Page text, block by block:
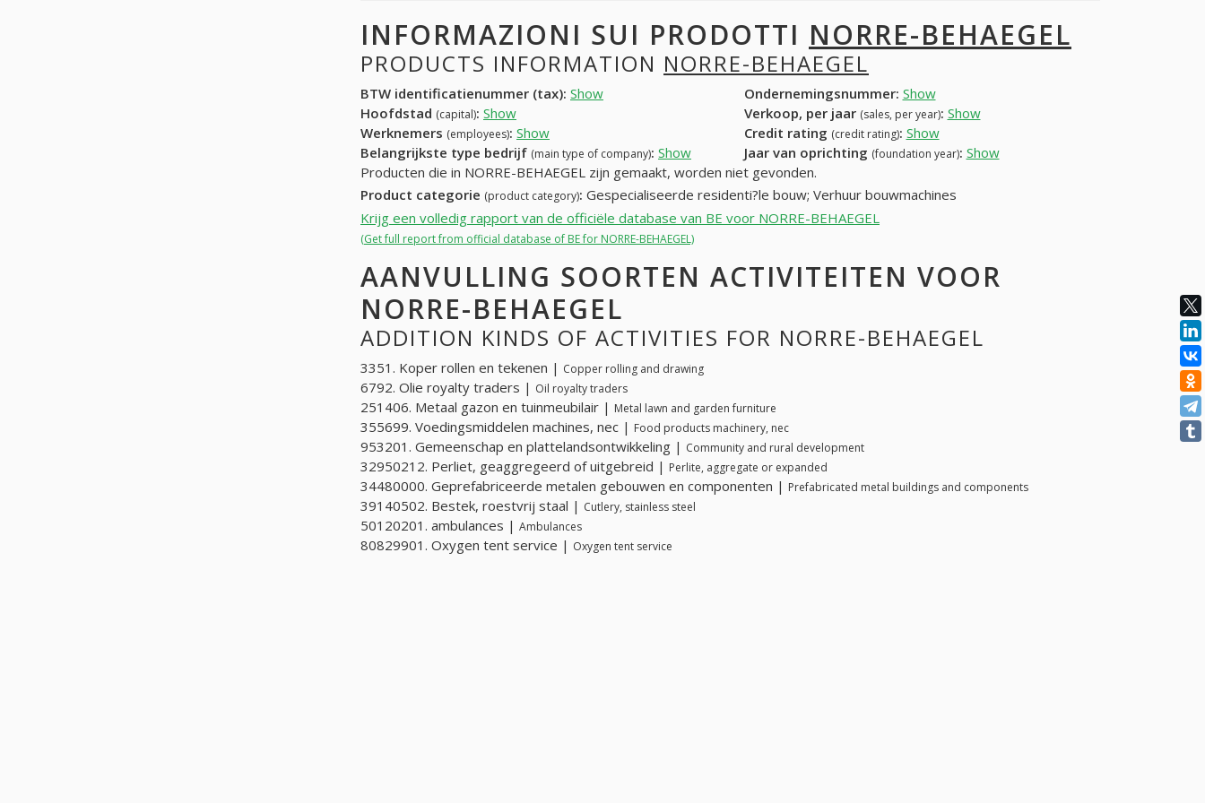
INFORMAZIONI SUI PRODOTTI NORRE-BEHAEGEL
PRODUCTS INFORMATION NORRE-BEHAEGEL
BTW identificatienummer (tax): Show Ondernemingsnummer: Show
Hoofdstad (capital): Show Verkoop, per jaar (sales, per year): Show
Werknemers (employees): Show Credit rating (credit rating): Show
Belangrijkste type bedrijf (main type of company): Show Jaar van oprichting (foundation year): Show
Producten die in NORRE-BEHAEGEL zijn gemaakt, worden niet gevonden.
Product categorie (product category): Gespecialiseerde residenti?le bouw; Verhuur bouwmachines
Krijg een volledig rapport van de officiële database van BE voor NORRE-BEHAEGEL
(Get full report from official database of BE for NORRE-BEHAEGEL)
AANVULLING SOORTEN ACTIVITEITEN VOOR
NORRE-BEHAEGEL
ADDITION KINDS OF ACTIVITIES FOR NORRE-BEHAEGEL
3351. Koper rollen en tekenen | Copper rolling and drawing
6792. Olie royalty traders | Oil royalty traders
251406. Metaal gazon en tuinmeubilair | Metal lawn and garden furniture
355699. Voedingsmiddelen machines, nec | Food products machinery, nec
953201. Gemeenschap en plattelandsontwikkeling | Community and rural development
32950212. Perliet, geaggregeerd of uitgebreid | Perlite, aggregate or expanded
34480000. Geprefabriceerde metalen gebouwen en componenten | Prefabricated metal buildings and components
39140502. Bestek, roestvrij staal | Cutlery, stainless steel
50120201. ambulances | Ambulances
80829901. Oxygen tent service | Oxygen tent service